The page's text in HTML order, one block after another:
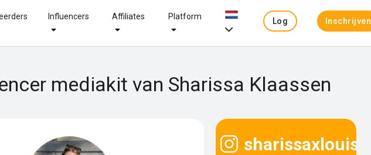
Influencers Affiliates Platform
Log
Inschrijven
mediakit van Sharissa Klaassen
sharissaxlouise